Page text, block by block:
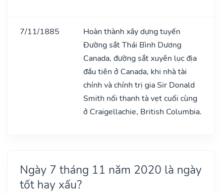
7/11/1885
Hoàn thành xây dựng tuyến
Đường sắt Thái Bình Dương
Canada, đường sắt xuyên lục địa
đầu tiên ở Canada, khi nhà tài
chính và chính trị gia Sir Donald
Smith nối thanh tà vẹt cuối cùng
ở Craigellachie, British Columbia.
Ngày 7 tháng 11 năm 2020 là ngày
tốt hay xấu?